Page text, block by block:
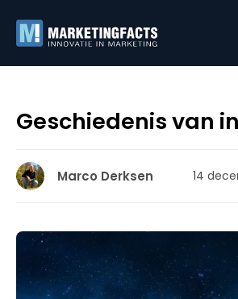
Geschiedenis van
Marco Derksen 14